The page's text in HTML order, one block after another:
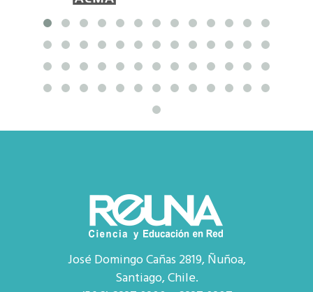
José Domingo Cañas 2819, Ñuñoa,
Santiago, Chile.